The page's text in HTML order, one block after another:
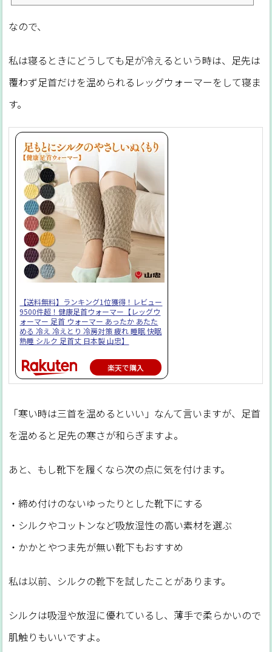
リットと、就寝時に足が寒い時の靴下選びのポイント、おすすめのアイテムを紹介
なので、
私は寝るときにどうしても足が冷えるという時は、足先は
覆わず足首だけを温められるレッグウォーマーをして寝ま
す。
【送料無料】ランキング1位獲得！レビュー
9500件超！健康足首ウォーマー【レッグウ
ォーマー 足首 ウォーマー あったか あたた
める 冷え 冷えとり 冷房対策 疲れ 睡眠 快眠
熟睡 シルク 足首丈 日本製 山忠】
楽天で購入
「寒い時は三首を温めるといい」なんて言いますが、足首
を温めると足先の寒さが和らぎますよ。
あと、もし靴下を履くなら次の点に気を付けます。
・締め付けのないゆったりとした靴下にする
・シルクやコットンなど吸放湿性の高い素材を選ぶ
・かかとやつま先が無い靴下もおすすめ
私は以前、シルクの靴下を試したことがあります。
シルクは吸湿や放湿に優れているし、薄手で柔らかいので
肌触りもいいですよ。